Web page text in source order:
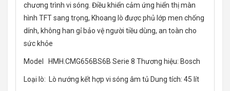
chương trình vi sóng. Điều khiển cảm ứng hiển thị màn
hình TFT sang trọng, Khoang lò được phủ lớp men chống
dính, không han gỉ bảo vệ người tiều dùng, an toàn cho
sức khỏe
Model HMH.CMG656BS6B Serie 8 Thương hiệu: Bosch
Loại lò: Lò nướng kết hợp vi sóng âm tủ Dung tích: 45 lít